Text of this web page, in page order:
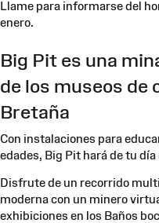
Llame para informarse del
enero.
Big Pit es una
de los museos de
Bretaña
Con instalaciones para
edades, Big Pit hará de tu
Disfrute de un recorrido
moderna con un minero
exhibiciones en los Baños